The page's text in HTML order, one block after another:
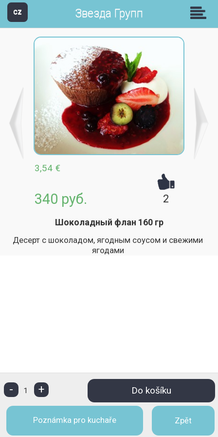
CZ Звезда Групп
3,54 €
340 руб. 2
Шоколадный флан 160 гр
Десерт с шоколадом, ягодным соусом и свежими
ягодами
- 1 + Do košíku
Poznámka pro kuchaře Zpět